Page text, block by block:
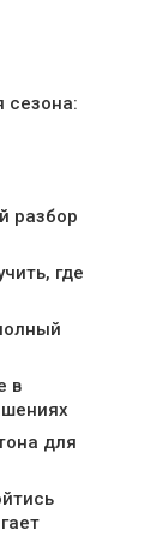
сезона:
разбор
где
в
для